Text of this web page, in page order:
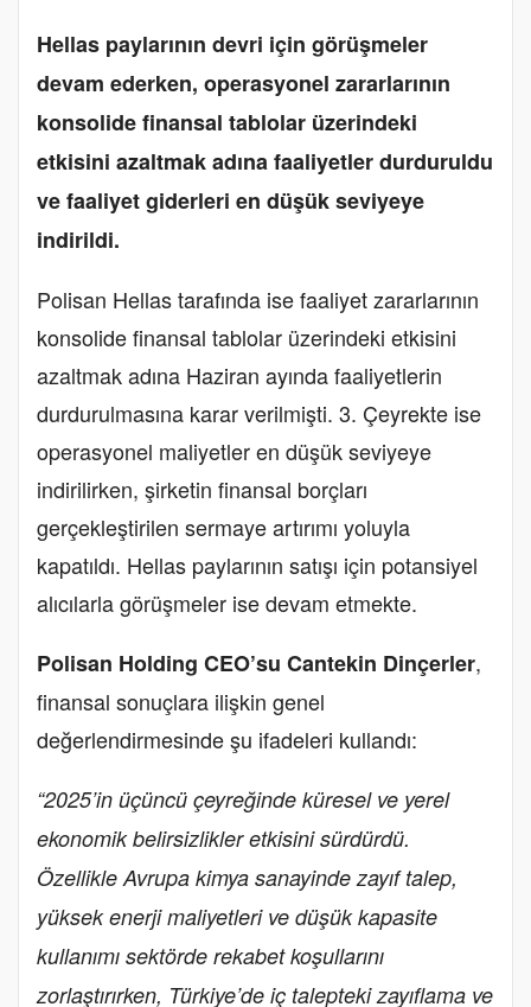
Hellas paylarının devri için görüşmeler
devam ederken, operasyonel zararlarının
konsolide finansal tablolar üzerindeki
etkisini azaltmak adına faaliyetler durduruldu
ve faaliyet giderleri en düşük seviyeye
indirildi.
Polisan Hellas tarafında ise faaliyet zararlarının
konsolide finansal tablolar üzerindeki etkisini
azaltmak adına Haziran ayında faaliyetlerin
durdurulmasına karar verilmişti. 3. Çeyrekte ise
operasyonel maliyetler en düşük seviyeye
indirilirken, şirketin finansal borçları
gerçekleştirilen sermaye artırımı yoluyla
kapatıldı. Hellas paylarının satışı için potansiyel
alıcılarla görüşmeler ise devam etmekte.
Polisan Holding CEO’su Cantekin Dinçerler,
finansal sonuçlara ilişkin genel
değerlendirmesinde şu ifadeleri kullandı:
“2025’in üçüncü çeyreğinde küresel ve yerel
ekonomik belirsizlikler etkisini sürdürdü.
Özellikle Avrupa kimya sanayinde zayıf talep,
yüksek enerji maliyetleri ve düşük kapasite
kullanımı sektörde rekabet koşullarını
zorlaştırırken, Türkiye’de iç talepteki zayıflama ve